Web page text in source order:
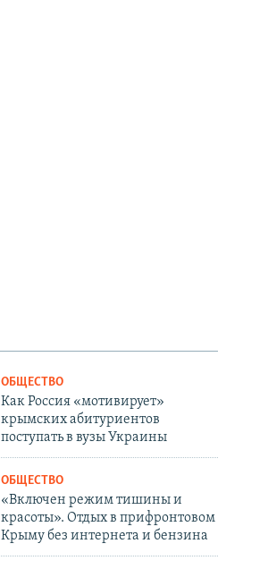
ОБЩЕСТВО
Как Россия «мотивирует»
крымских абитуриентов
поступать в вузы Украины
ОБЩЕСТВО
«Включен режим тишины и
красоты». Отдых в прифронтовом
Крыму без интернета и бензина